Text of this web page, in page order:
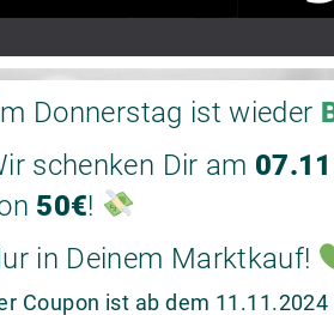
Donnerstag ist wieder
schenken Dir am
50€!
in Deinem Marktkauf!
Coupon ist ab dem